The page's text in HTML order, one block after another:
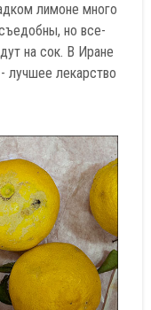
лимоне много
но все-
на сок. В Иране
лучшее лекарство